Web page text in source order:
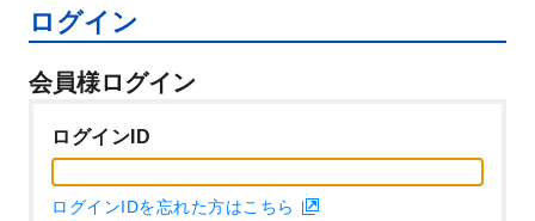
ログイン
会員様ログイン
ログインID
ログインIDを忘れた方はこちら